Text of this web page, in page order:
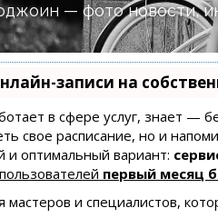
— фото новости,
записи на
в сфере услуг, знает —
свое расписание, но и
оптимальный вариант:
первый месяц
мастеров и специалистов,